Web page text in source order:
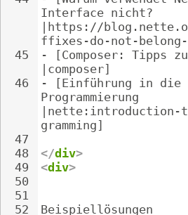
45
46
47
48
49
50
51
52
Interface nicht?
|https://
ffixes-do-not-
-
[Composer: Tipps
|composer]
-
[Einführung in
Programmierung
|nette:introduction-
gramming]
</div>
<div>
Beispiellösungen